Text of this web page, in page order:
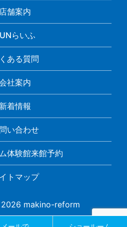
店舗案内
らいふ
ある質問
社案内
新着情報
い合わせ
体験館来館予約
トマップ
makino-reform